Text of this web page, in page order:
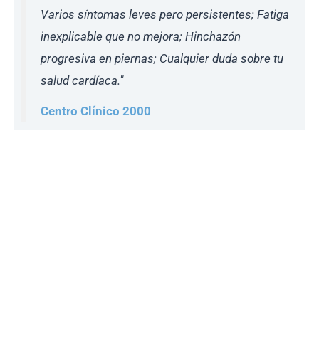
Varios síntomas leves pero persistentes; Fatiga
inexplicable que no mejora; Hinchazón
progresiva en piernas; Cualquier duda sobre tu
salud cardíaca."
Centro Clínico 2000